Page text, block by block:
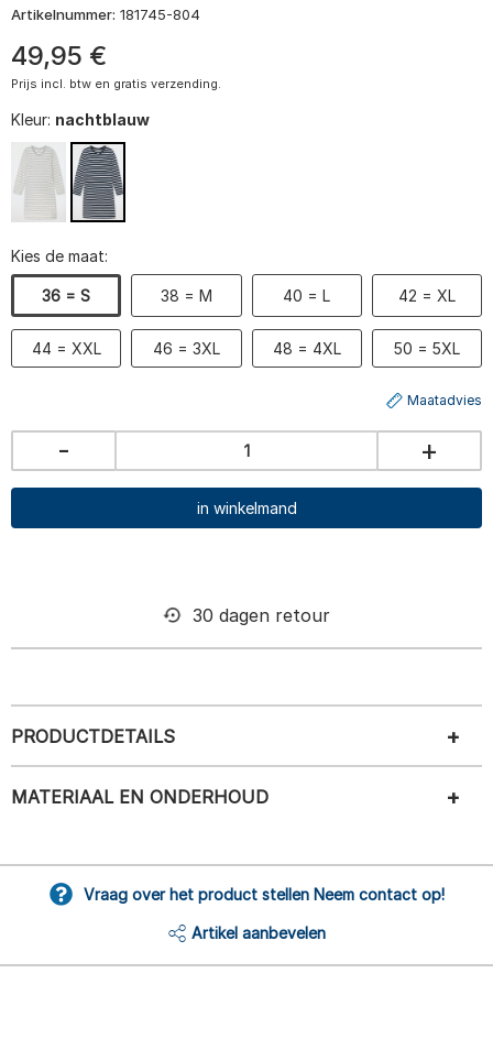
Artikelnummer: 181745-804
49,95 €
Prijs incl. btw en gratis verzending.
Kleur: nachtblauw
Kies de maat:
36 = S 38 = M 40 = L 42 = XL
44 = XXL 46 = 3XL 48 = 4XL 50 = 5XL
Maatadvies
- +
in winkelmand
30 dagen retour
PRODUCTDETAILS
MATERIAAL EN ONDERHOUD
Vraag over het product stellen Neem contact op!
Artikel aanbevelen